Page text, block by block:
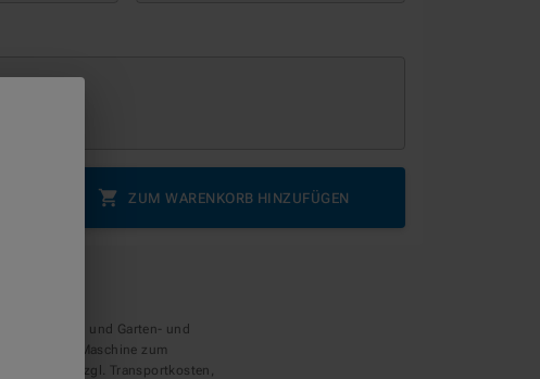
ZUM WARENKORB HINZUFÜGEN
und Garten- und
der Maschine zum
zzgl. Transportkosten,